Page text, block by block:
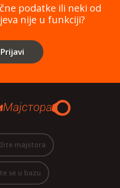
podatke ili neki od
nije u funkciji?
Prijavi
majstora
se u bazu